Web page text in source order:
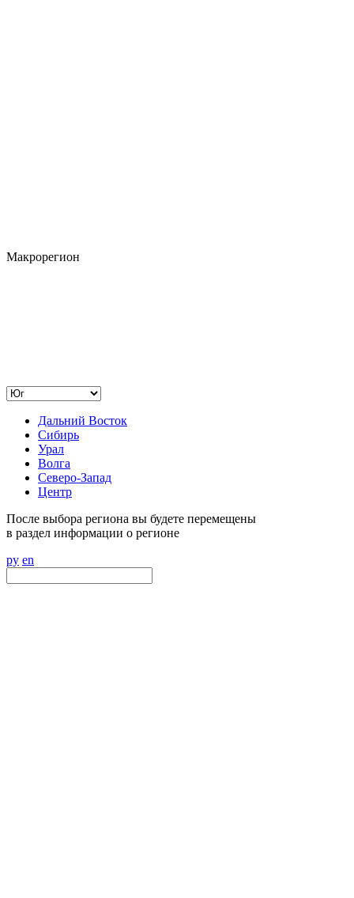
Макрорегион
Дальний Восток
Сибирь
Урал
Волга
Северо-Запад
Центр
После выбора региона вы будете перемещены
в раздел информации о регионе
ру en